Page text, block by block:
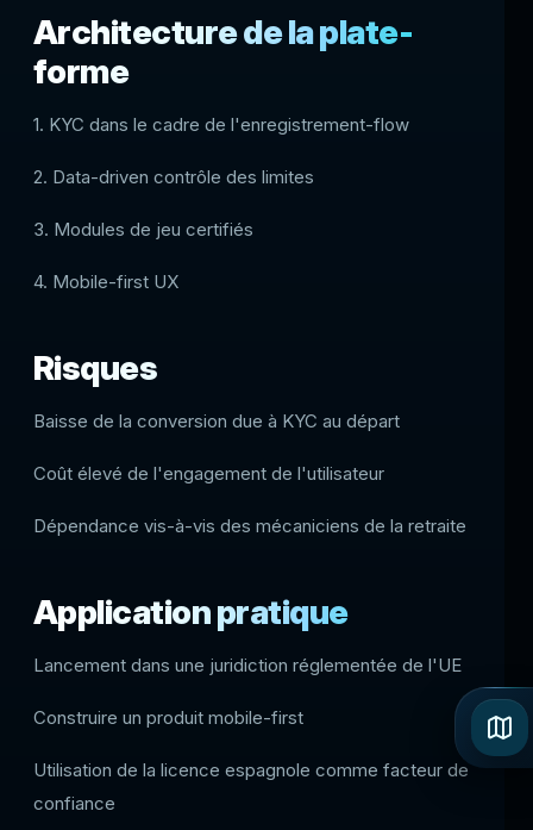
Architecture de la plate-
forme
1. KYC dans le cadre de l'enregistrement-flow
2. Data-driven contrôle des limites
3. Modules de jeu certifiés
4. Mobile-first UX
Risques
Baisse de la conversion due à KYC au départ
Coût élevé de l'engagement de l'utilisateur
Dépendance vis-à-vis des mécaniciens de la retraite
Application pratique
Lancement dans une juridiction réglementée de l'UE
Construire un produit mobile-first
Utilisation de la licence espagnole comme facteur de
confiance